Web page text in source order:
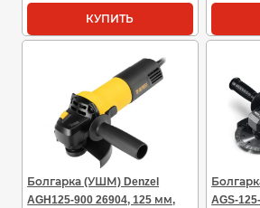
руб..
руб..
КУПИТЬ
Болгарка (УШМ) Denzel
AGH125-900 26904, 125 мм,
AGS-